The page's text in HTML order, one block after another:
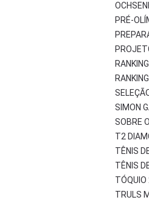
PRÉ-
SIMON
SOBRE
T2
TÊNIS
TÊNIS
TRULS